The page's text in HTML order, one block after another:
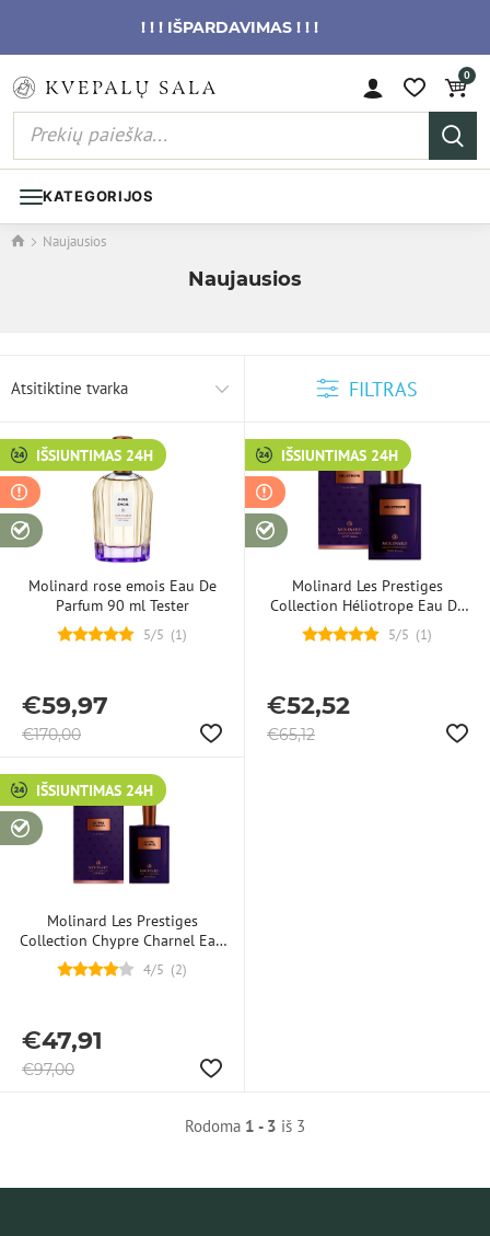
! ! ! IŠPARDAVIMAS ! ! !
0
KATEGORIJOS
Naujausios
Naujausios
Atsitiktine tvarka FILTRAS
IŠSIUNTIMAS 24H
Molinard rose emois Eau De
Parfum 90 ml Tester
5/5 (1)
€59,97
€170,00
IŠSIUNTIMAS 24H
Molinard Les Prestiges
Collection Héliotrope Eau De
Parfum 75 ml
5/5 (1)
€52,52
€65,12
IŠSIUNTIMAS 24H
Molinard Les Prestiges
Collection Chypre Charnel Eau
De Parfum 75 ml
4/5 (2)
€47,91
€97,00
Rodoma 1 - 3 iš 3